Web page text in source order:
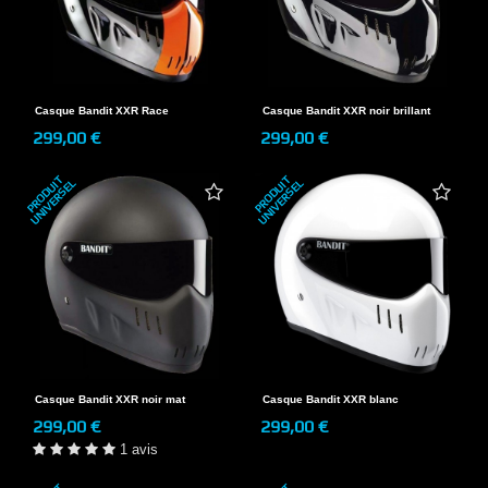
Casque Bandit XXR Race
299,00 €
Casque Bandit XXR noir brillant
299,00 €
P
R
O
D
U
I
T
U
N
I
V
E
R
S
E
L
Casque Bandit XXR noir mat
299,00 €
1 avis
P
R
O
D
U
I
T
U
N
I
V
E
R
S
E
L
Casque Bandit XXR blanc
299,00 €